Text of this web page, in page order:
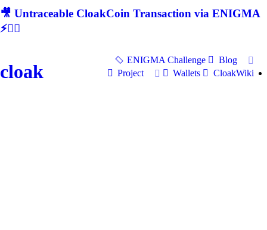
🎥 Untraceable CloakCoin Transaction via ENIGMA
⚡🕵‍♂
cloak
ENIGMA Challenge
Blog
Project
Wallets CloakWiki